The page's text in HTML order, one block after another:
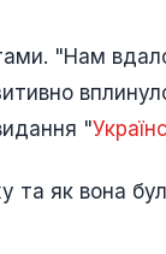
"Нам
"
та як вона